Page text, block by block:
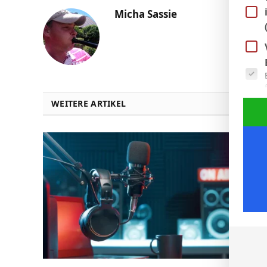
Micha Sassie
WEITERE ARTIKEL
Es